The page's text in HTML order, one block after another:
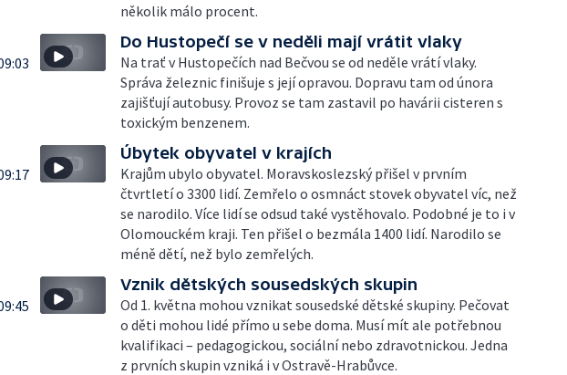
několik málo procent.
Do Hustopečí se v neděli mají vrátit vlaky
Na trať v Hustopečích nad Bečvou se od neděle vrátí vlaky.
Správa železnic finišuje s její opravou. Dopravu tam od února
zajišťují autobusy. Provoz se tam zastavil po havárii cisteren s
toxickým benzenem.
Úbytek obyvatel v krajích
Krajům ubylo obyvatel. Moravskoslezský přišel v prvním
čtvrtletí o 3300 lidí. Zemřelo o osmnáct stovek obyvatel víc, než
se narodilo. Více lidí se odsud také vystěhovalo. Podobné je to i v
Olomouckém kraji. Ten přišel o bezmála 1400 lidí. Narodilo se
méně dětí, než bylo zemřelých.
Vznik dětských sousedských skupin
Od 1. května mohou vznikat sousedské dětské skupiny. Pečovat
o děti mohou lidé přímo u sebe doma. Musí mít ale potřebnou
kvalifikaci – pedagogickou, sociální nebo zdravotnickou. Jedna
z prvních skupin vzniká i v Ostravě-Hrabůvce.